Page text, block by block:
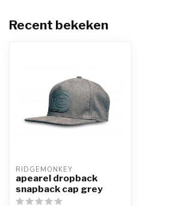
Recent bekeken
RIDGEMONKEY
apearel dropback
snapback cap grey